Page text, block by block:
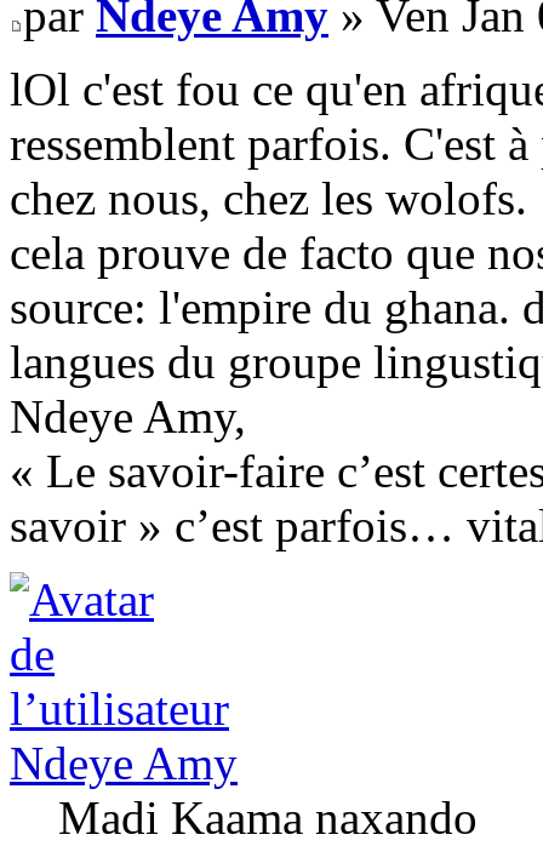
par Ndeye Amy » Ven
lOl c'est fou ce qu'en
ressemblent parfois. C'est
chez nous, chez les wolofs.
cela prouve de facto que
source: l'empire du ghana.
langues du groupe
Ndeye Amy,
« Le savoir-faire c’est
savoir » c’est parfois…
Ndeye Amy
Madi Kaama naxando